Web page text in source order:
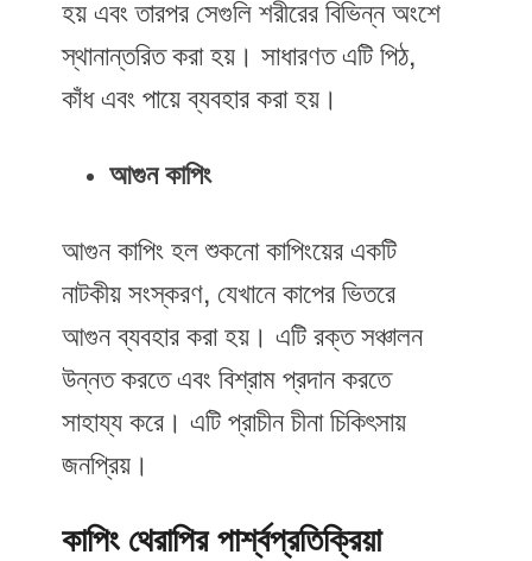
হয় এবং তারপর সেগুলি শরীরের বিভিন্ন অংশে
স্থানান্তরিত করা হয়। সাধারণত এটি পিঠ,
কাঁধ এবং পায়ে ব্যবহার করা হয়।
আগুন কাপিং
আগুন কাপিং হল শুকনো কাপিংয়ের একটি
নাটকীয় সংস্করণ, যেখানে কাপের ভিতরে
আগুন ব্যবহার করা হয়। এটি রক্ত সঞ্চালন
উন্নত করতে এবং বিশ্রাম প্রদান করতে
সাহায্য করে। এটি প্রাচীন চীনা চিকিৎসায়
জনপ্রিয়।
কাপিং থেরাপির পার্শ্বপ্রতিক্রিয়া